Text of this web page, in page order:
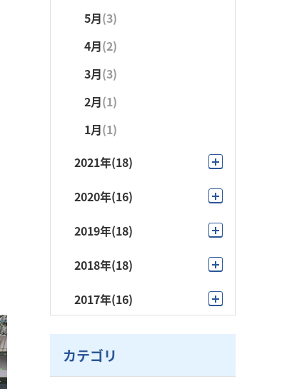
5月(3)
4月(2)
3月(3)
2月(2)
5月(3)
4月(2)
3月(3)
2月(1)
1月(1)
2021年(18)
11月(1)
8月 (1)
7月(2)
6月(2)
5月 (4)
2020年(16)
12月(1)
6月 (1)
5月(1)
4月 (7)
2019年(18)
11月(1)
9月(1)
2018年(18)
11月(1)
9月(1)
7月(4)
2017年(16)
9月(1)
カテゴリ